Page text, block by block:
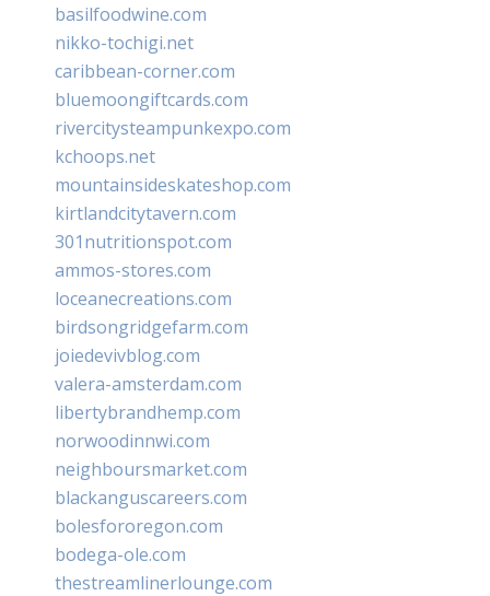
basilfoodwine.com
nikko-tochigi.net
caribbean-corner.com
bluemoongiftcards.com
rivercitysteampunkexpo.com
kchoops.net
mountainsideskateshop.com
kirtlandcitytavern.com
301nutritionspot.com
ammos-stores.com
loceanecreations.com
birdsongridgefarm.com
joiedevivblog.com
valera-amsterdam.com
libertybrandhemp.com
norwoodinnwi.com
neighboursmarket.com
blackanguscareers.com
bolesfororegon.com
bodega-ole.com
thestreamlinerlounge.com